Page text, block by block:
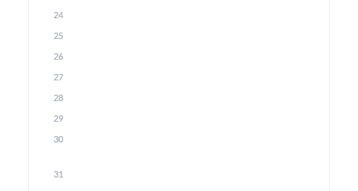
24
25
26
27
28
29
30
31